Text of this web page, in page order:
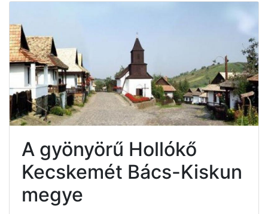
A gyönyörű Hollókő
Kecskemét Bács-Kiskun
megye